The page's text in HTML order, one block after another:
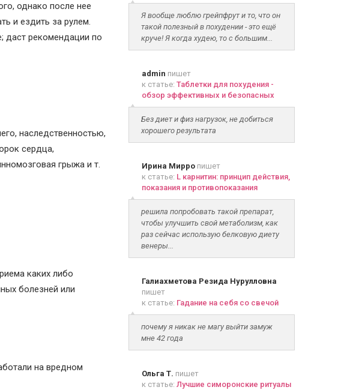
однако после нее
и ездить за рулем.
даст рекомендации по
наследственностью,
сердца,
грыжа и т.
каких либо
болезней или
на вредном
Я вообще люблю грейпфрут и то, что он
такой полезный в похудении - это ещё
круче! Я когда худею, то с большим...
admin пишет
к статье: Таблетки для похудения -
обзор эффективных и безопасных
Без диет и физ нагрузок, не добиться
хорошего результата
Ирина Мирропишет
к статье: L карнитин: принцип действия,
показания и противопоказания
решила попробовать такой препарат,
чтобы улучшить свой метаболизм, как
раз сейчас использую белковую диету
венеры...
Галиахметова Резида Нурулловна
пишет
к статье: Гадание на себя со свечой
почему я никак не магу выйти замуж
мне 42 года
Ольга Т. пишет
к статье: Лучшие симоронские ритуалы